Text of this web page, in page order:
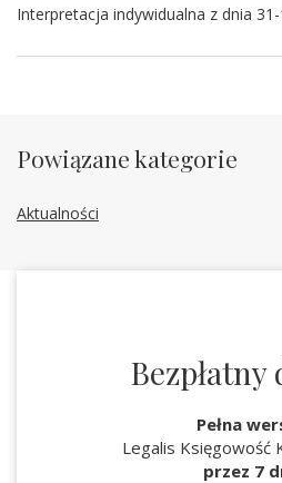
Interpretacja indywidualna z dnia
Powiązane kategorie
Aktualności
Bezpłatny
Pełna
Legalis Księgowość
przez 7